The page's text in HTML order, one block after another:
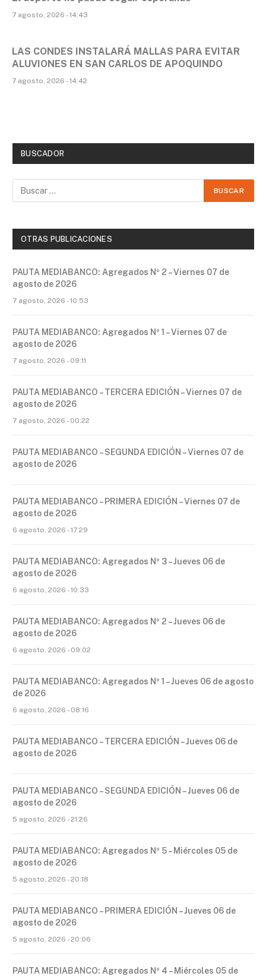
7 agosto, 2026 - 14:43
LAS CONDES INSTALARÁ MALLAS PARA EVITAR
ALUVIONES EN SAN CARLOS DE APOQUINDO
7 agosto, 2026 - 14:42
BUSCADOR
OTRAS PUBLICACIONES
PAUTA MEDIABANCO: Agregados Nº 2 – Viernes 07 de
agosto de 2026
7 agosto, 2026 - 10:53
PAUTA MEDIABANCO: Agregados Nº 1 – Viernes 07 de
agosto de 2026
7 agosto, 2026 - 09:11
PAUTA MEDIABANCO – TERCERA EDICIÓN – Viernes 07 de
agosto de 2026
7 agosto, 2026 - 00:22
PAUTA MEDIABANCO – SEGUNDA EDICIÓN – Viernes 07 de
agosto de 2026
PAUTA MEDIABANCO – PRIMERA EDICIÓN – Viernes 07 de
agosto de 2026
6 agosto, 2026 - 17:29
PAUTA MEDIABANCO: Agregados Nº 3 – Jueves 06 de
agosto de 2026
6 agosto, 2026 - 10:33
PAUTA MEDIABANCO: Agregados Nº 2 – Jueves 06 de
agosto de 2026
6 agosto, 2026 - 09:02
PAUTA MEDIABANCO: Agregados Nº 1 – Jueves 06 de agosto
de 2026
6 agosto, 2026 - 08:16
PAUTA MEDIABANCO – TERCERA EDICIÓN – Jueves 06 de
agosto de 2026
PAUTA MEDIABANCO – SEGUNDA EDICIÓN – Jueves 06 de
agosto de 2026
5 agosto, 2026 - 21:26
PAUTA MEDIABANCO: Agregados Nº 5 – Miércoles 05 de
agosto de 2026
5 agosto, 2026 - 20:18
PAUTA MEDIABANCO – PRIMERA EDICIÓN – Jueves 06 de
agosto de 2026
5 agosto, 2026 - 20:06
PAUTA MEDIABANCO: Agregados Nº 4 – Miércoles 05 de